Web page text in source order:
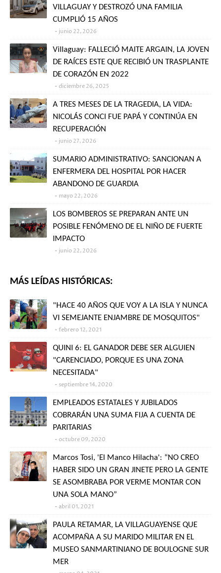
VILLAGUAY Y DESTROZÓ UNA FAMILIA
CUMPLIÓ 15 AÑOS
junio 22, 2026
Villaguay: FALLECIÓ MAITE ARGAIN, LA JOVEN
DE RAÍCES ESTE QUE RECIBIÓ UN TRASPLANTE
DE CORAZÓN EN 2022
diciembre 26, 2025
A TRES MESES DE LA TRAGEDIA, LA VIDA:
NICOLÁS CONCI FUE PAPÁ Y CONTINÚA EN
RECUPERACIÓN
junio 27, 2026
SUMARIO ADMINISTRATIVO: SANCIONAN A
ENFERMERA DEL HOSPITAL POR HACER
ABANDONO DE GUARDIA
mayo 22, 2026
LOS BOMBEROS SE PREPARAN ANTE UN
POSIBLE FENÓMENO DE EL NIÑO DE FUERTE
IMPACTO
junio 22, 2026
MÁS LEÍDAS HISTÓRICAS:
"HACE 40 AÑOS QUE VOY A LA ISLA Y NUNCA
VI SEMEJANTE ENJAMBRE DE MOSQUITOS"
febrero 12, 2021
QUINI 6: EL GANADOR DEBE SER ALGUIEN
"CARENCIADO, PORQUE ES UNA ZONA
NECESITADA"
septiembre 14, 2020
EMPLEADOS ESTATALES Y JUBILADOS
COBRARÁN UNA SUMA FIJA A CUENTA DE
PARITARIAS
octubre 09, 2020
Marcos Tosi, 'El Manco Hilacha': “NO CREO
HABER SIDO UN GRAN JINETE PERO LA GENTE
SE ASOMBRABA POR VERME MONTAR CON
UNA SOLA MANO”
abril 01, 2021
PAULA RETAMAR, LA VILLAGUAYENSE QUE
ACOMPAÑA A SU MARIDO MILITAR EN EL
MUSEO SANMARTINIANO DE BOULOGNE SUR
MER